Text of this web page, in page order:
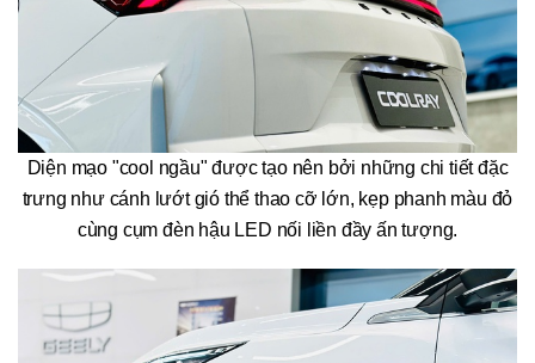
Diện mạo "cool ngầu" được tạo nên bởi những chi tiết đặc
trưng như cánh lướt gió thể thao cỡ lớn, kẹp phanh màu đỏ
cùng cụm đèn hậu LED nối liền đầy ấn tượng.